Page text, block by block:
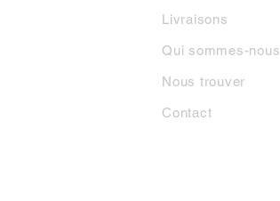
Livraisons
Qui sommes-nous
Nous trouver
Contact